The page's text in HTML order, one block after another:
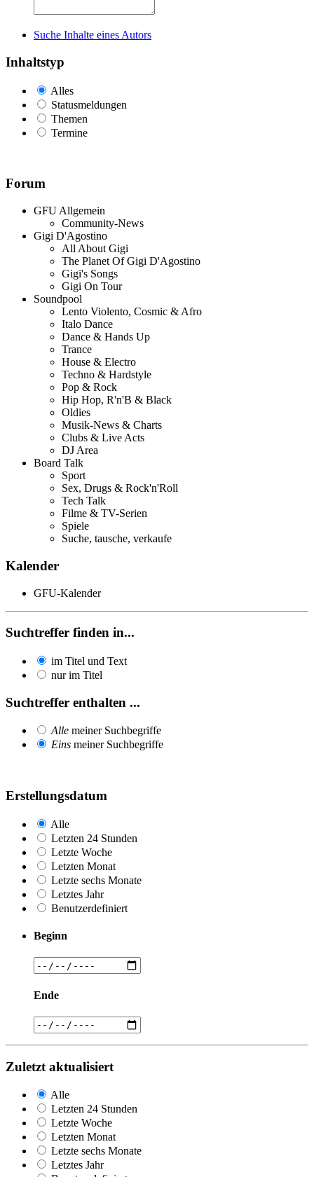
Suche Inhalte eines Autors
Inhaltstyp
Alles
Statusmeldungen
Themen
Termine
Forum
GFU Allgemein
Community-News
Gigi D'Agostino
All About Gigi
The Planet Of Gigi D'Agostino
Gigi's Songs
Gigi On Tour
Soundpool
Lento Violento, Cosmic & Afro
Italo Dance
Dance & Hands Up
Trance
House & Electro
Techno & Hardstyle
Pop & Rock
Hip Hop, R'n'B & Black
Oldies
Musik-News & Charts
Clubs & Live Acts
DJ Area
Board Talk
Sport
Sex, Drugs & Rock'n'Roll
Tech Talk
Filme & TV-Serien
Spiele
Suche, tausche, verkaufe
Kalender
GFU-Kalender
Suchtreffer finden in...
im Titel und Text
nur im Titel
Suchtreffer enthalten ...
Alle meiner Suchbegriffe
Eins meiner Suchbegriffe
Erstellungsdatum
Alle
Letzten 24 Stunden
Letzte Woche
Letzten Monat
Letzte sechs Monate
Letztes Jahr
Benutzerdefiniert
Beginn
Ende
Zuletzt aktualisiert
Alle
Letzten 24 Stunden
Letzte Woche
Letzten Monat
Letzte sechs Monate
Letztes Jahr